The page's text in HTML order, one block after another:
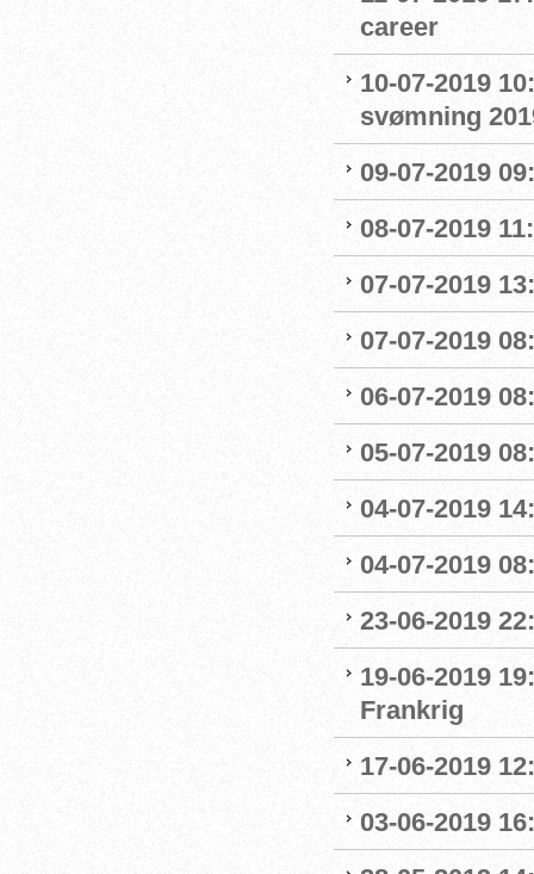
career
10-07-2019
svømning
09-07-2019
08-07-2019
07-07-2019
07-07-2019
06-07-2019
05-07-2019
04-07-2019
04-07-2019
23-06-2019
19-06-2019
Frankrig
17-06-2019
03-06-2019